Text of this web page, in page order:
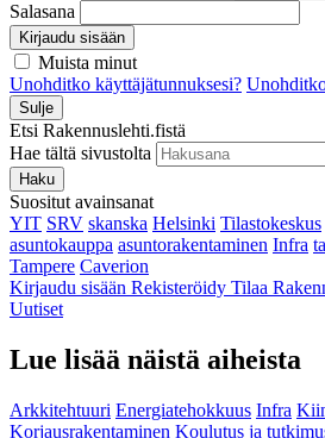
Salasana
Kirjaudu sisään
Muista minut
Unohditko käyttäjätunnuksesi?
Sulje
Etsi Rakennuslehti.fistä
Hae tältä sivustolta
Haku
Suositut avainsanat
YIT SRV skanska Helsinki Tilastokeskus
asuntokauppa asuntorakentaminen Infra
Tampere Caverion
Kirjaudu sisään Rekisteröidy Tilaa
Uutiset
Lue lisää näistä aiheista
Arkkitehtuuri Energiatehokkuus Infra
Korjausrakentaminen Koulutus ja